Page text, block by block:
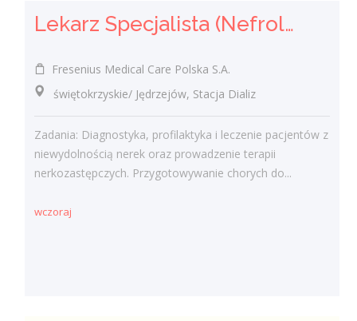
Lekarz Specjalista (Nefrolog / Internista) (K/M/N)
Fresenius Medical Care Polska S.A.
świętokrzyskie/ Jędrzejów, Stacja Dializ
Zadania: Diagnostyka, profilaktyka i leczenie pacjentów z
niewydolnością nerek oraz prowadzenie terapii
nerkozastępczych. Przygotowywanie chorych do...
wczoraj